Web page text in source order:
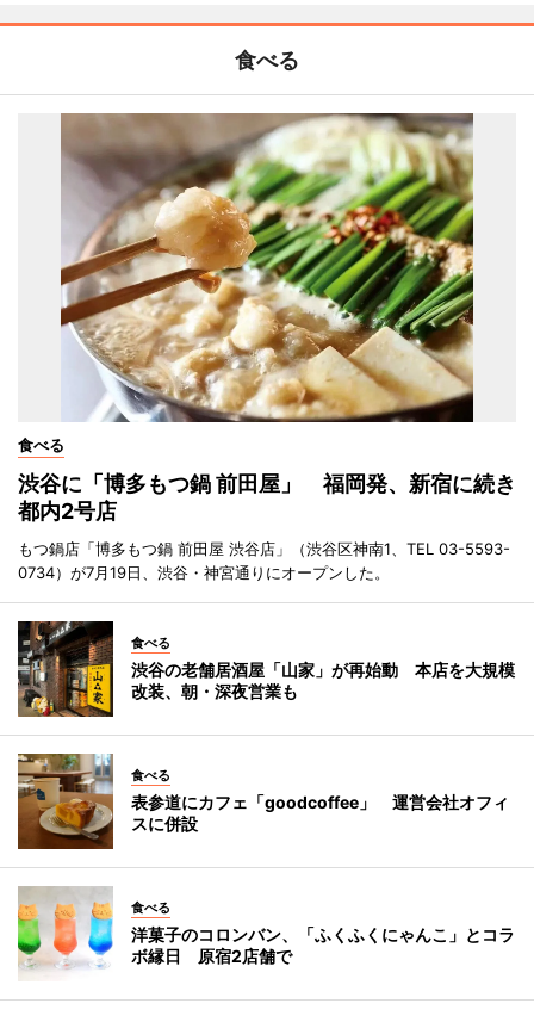
食べる
食べる
渋谷に「博多もつ鍋 前田屋」 福岡発、新宿に続き
都内2号店
もつ鍋店「博多もつ鍋 前田屋 渋谷店」（渋谷区神南1、TEL 03-5593-
0734）が7月19日、渋谷・神宮通りにオープンした。
食べる
渋谷の老舗居酒屋「山家」が再始動 本店を大規模
改装、朝・深夜営業も
食べる
表参道にカフェ「goodcoffee」 運営会社オフィ
スに併設
食べる
洋菓子のコロンバン、「ふくふくにゃんこ」とコラ
ボ縁日 原宿2店舗で